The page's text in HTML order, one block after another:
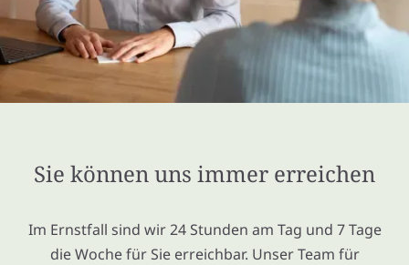
Sie können uns immer erreichen
Im Ernstfall sind wir 24 Stunden am Tag und 7 Tage
die Woche für Sie erreichbar. Unser Team für